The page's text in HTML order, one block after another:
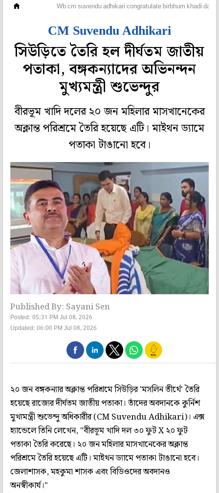
Wb cm suvendu adhikari congratulate birbhum khadi dal
CM Suvendu Adhikari
সিউড়িতে তৈরি হল দীর্ঘতম জাতীয়
পতাকা, বঙ্গকন্যাদের অভিনন্দন
মুখ্যমন্ত্রী শুভেন্দুর
বীরভূম খাদি দলের ২০ জন মহিলার মাসখানেকের
অক্লান্ত পরিশ্রমে তৈরি হয়েছে এটি। মাইথন ড্যামে
পতাকা টাঙানো হবে।
Published By: Sayani Sen
Posted: 05:31 PM Jul 08, 2026
Updated: 06:00 PM Jul 08, 2026
২০ জন বঙ্গকন্যার অক্লান্ত পরিশ্রমে সিউড়ির 'মসলিন তীর্থে' তৈরি
হয়েছে রাজ্যের দীর্ঘতম জাতীয় পতাকা। তাঁদের অবদানকে কুর্নিশ
মুখ্যমন্ত্রী শুভেন্দু অধিকারীর (CM Suvendu Adhikari)। এক্স
হ্যান্ডেলে তিনি লেখেন, "বীরভূম খাদি দল ৩০ ফুট X ২০ ফুট
পতাকা তৈরি করেছে। ২০ জন মহিলার মাসখানেকের অক্লান্ত
পরিশ্রমে তৈরি হয়েছে এটি। মাইথন ড্যামে পতাকা টাঙানো হবে।
জেলাশাসক, মহকুমা শাসক এবং বিডিওদের অবদানও
অনস্বীকার্য।"